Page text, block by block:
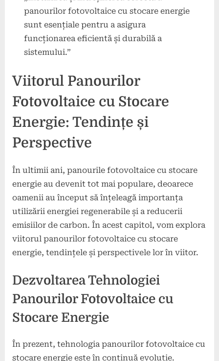
panourilor fotovoltaice cu stocare energie
sunt esențiale pentru a asigura
funcționarea eficientă și durabilă a
sistemului.”
Viitorul Panourilor
Fotovoltaice cu Stocare
Energie: Tendințe și
Perspective
În ultimii ani, panourile fotovoltaice cu stocare
energie au devenit tot mai populare, deoarece
oamenii au început să înțeleagă importanța
utilizării energiei regenerabile și a reducerii
emisiilor de carbon. În acest capitol, vom explora
viitorul panourilor fotovoltaice cu stocare
energie, tendințele și perspectivele lor în viitor.
Dezvoltarea Tehnologiei
Panourilor Fotovoltaice cu
Stocare Energie
În prezent, tehnologia panourilor fotovoltaice cu
stocare energie este în continuă evoluție.